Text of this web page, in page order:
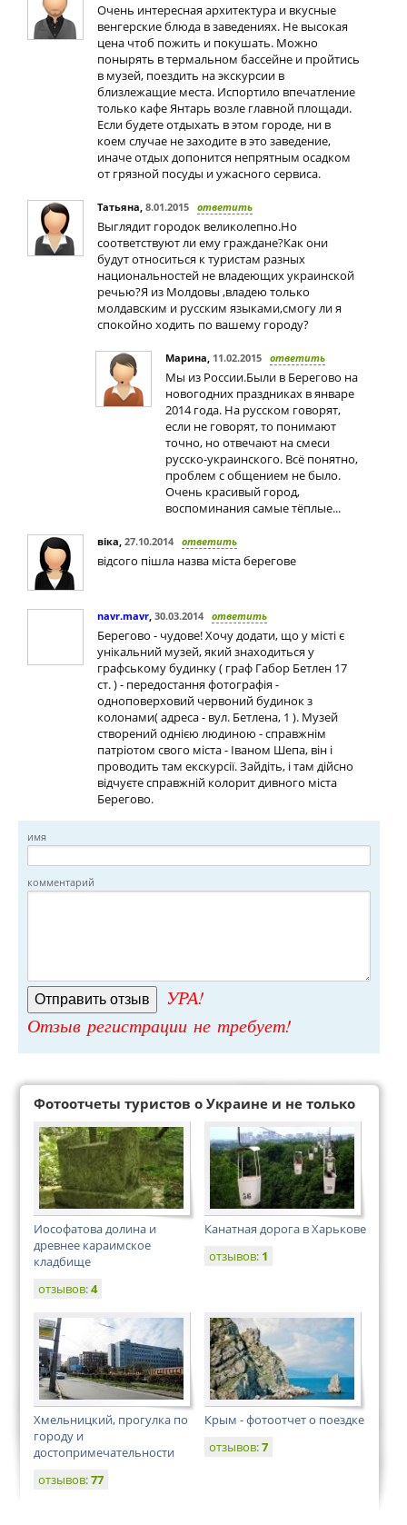
Очень интересная архитектура и вкусные
венгерские блюда в заведениях. Не высокая
цена чтоб пожить и покушать. Можно
понырять в термальном бассейне и пройтись
в музей, поездить на экскурсии в
близлежащие места. Испортило впечатление
только кафе Янтарь возле главной площади.
Если будете отдыхать в этом городе, ни в
коем случае не заходите в это заведение,
иначе отдых допонится непрятным осадком
от грязной посуды и ужасного сервиса.
Татьяна 8.01.2015 ответить
Выглядит городок великолепно.Но
соответствуют ли ему граждане?Как они
будут относиться к туристам разных
национальностей не владеющих украинской
речью?Я из Молдовы ,владею только
молдавским и русским языками,смогу ли я
спокойно ходить по вашему городу?
Марина 11.02.2015 ответить
Мы из России.Были в Берегово на
новогодних праздниках в январе
2014 года. На русском говорят,
если не говорят, то понимают
точно, но отвечают на смеси
русско-украинского. Всё понятно,
проблем с общением не было.
Очень красивый город,
воспоминания самые тёплые...
віка 27.10.2014 ответить
відсого пішла назва міста берегове
navr.mavr 30.03.2014 ответить
Берегово - чудове! Хочу додати, що у місті є
унікальний музей, який знаходиться у
графському будинку ( граф Габор Бетлен 17
ст. ) - передостання фотографія -
одноповерховий червоний будинок з
колонами( адреса - вул. Бетлена, 1 ). Музей
створений однією людиною - справжнім
патріотом свого міста - Іваном Шепа, він і
проводить там екскурсії. Зайдіть, і там дійсно
відчуєте справжній колорит дивного міста
Берегово.
имя
комментарий
УРА!
Отзыв регистрации не требует!
Фотоотчеты туристов о Украине и не только
Иософатова долина и
древнее караимское
кладбище
отзывов:4
Канатная дорога в Харькове
отзывов: 1
Хмельницкий, прогулка по
городу и
достопримечательности
отзывов:77
Крым - фотоотчет о поездке
отзывов:7